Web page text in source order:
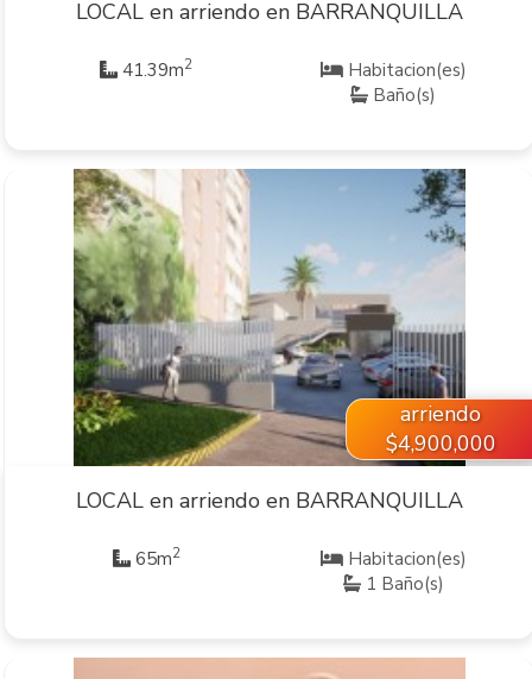
LOCAL en arriendo en BARRANQUILLA
41.39m2
Habitacion(es)
Baño(s)
VER INMUEBLE
arriendo
$4,900,000
LOCAL en arriendo en BARRANQUILLA
65m2
Habitacion(es)
1 Baño(s)